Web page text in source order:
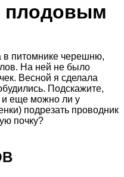
плодовым
питомнике черешню,
На ней не было
Весной я сделала
Подскажите,
и еще можно ли у
подрезать проводник
почку?